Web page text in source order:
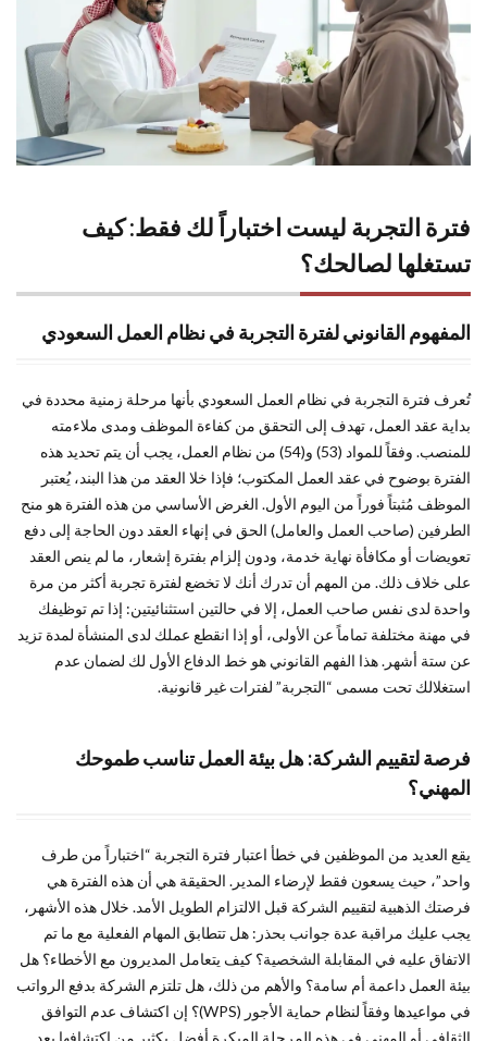
التجربة:
الرواتب،
الإجازات،
والتأمين
استراتيجيات
تثبيت العقد:
التجربة
بنجاح؟
5 إنهاء
فترة
الإقالة،
وتأثيرهما
على
مسارك
6
الأسئلة
الشائعة
حول
فترة
التجربة
في
السعودية
خاتمة:
ابدأ
بثقة
ووعي
قانوني
فترة التجربة ليست اختباراً لك فقط: كيف
تستغلها لصالحك؟
المفهوم القانوني لفترة التجربة في نظام العمل السعودي
تُعرف فترة التجربة في نظام العمل السعودي بأنها مرحلة زمنية محددة في
بداية عقد العمل، تهدف إلى التحقق من كفاءة الموظف ومدى ملاءمته
للمنصب. وفقاً للمواد (53) و(54) من نظام العمل، يجب أن يتم تحديد هذه
الفترة بوضوح في عقد العمل المكتوب؛ فإذا خلا العقد من هذا البند، يُعتبر
الموظف مُثبتاً فوراً من اليوم الأول. الغرض الأساسي من هذه الفترة هو منح
الطرفين (صاحب العمل والعامل) الحق في إنهاء العقد دون الحاجة إلى دفع
تعويضات أو مكافأة نهاية خدمة، ودون إلزام بفترة إشعار، ما لم ينص العقد
على خلاف ذلك. من المهم أن تدرك أنك لا تخضع لفترة تجربة أكثر من مرة
واحدة لدى نفس صاحب العمل، إلا في حالتين استثنائيتين: إذا تم توظيفك
في مهنة مختلفة تماماً عن الأولى، أو إذا انقطع عملك لدى المنشأة لمدة تزيد
عن ستة أشهر. هذا الفهم القانوني هو خط الدفاع الأول لك لضمان عدم
استغلالك تحت مسمى “التجربة” لفترات غير قانونية.
فرصة لتقييم الشركة: هل بيئة العمل تناسب طموحك
المهني؟
يقع العديد من الموظفين في خطأ اعتبار فترة التجربة “اختباراً من طرف
واحد”، حيث يسعون فقط لإرضاء المدير. الحقيقة هي أن هذه الفترة هي
فرصتك الذهبية لتقييم الشركة قبل الالتزام الطويل الأمد. خلال هذه الأشهر،
يجب عليك مراقبة عدة جوانب بحذر: هل تتطابق المهام الفعلية مع ما تم
الاتفاق عليه في المقابلة الشخصية؟ كيف يتعامل المديرون مع الأخطاء؟ هل
بيئة العمل داعمة أم سامة؟ والأهم من ذلك، هل تلتزم الشركة بدفع الرواتب
في مواعيدها وفقاً لنظام حماية الأجور (WPS)؟ إن اكتشاف عدم التوافق